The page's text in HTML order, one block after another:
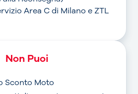
Area C di Milano e ZTL
Non Puoi
Sconto Moto